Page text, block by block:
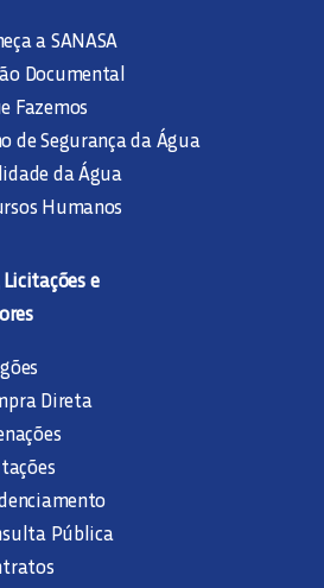
a SANASA
Documental
Fazemos
de Segurança da Água
da Água
Humanos
Licitações e
Direta
Pública